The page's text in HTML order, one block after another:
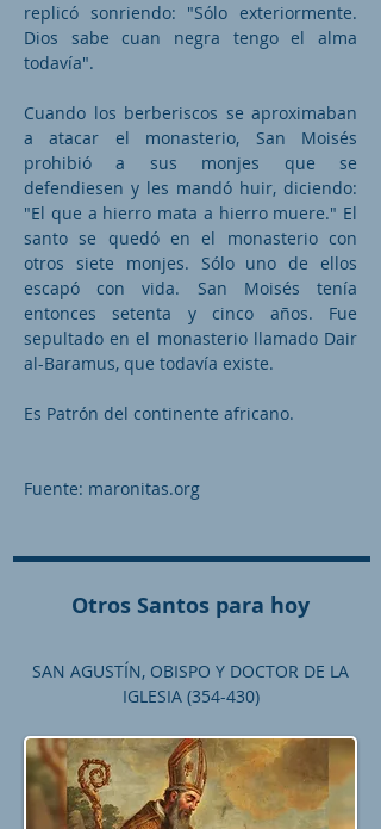
replicó sonriendo: "Sólo exteriormente.
Dios sabe cuan negra tengo el alma
todavía".
Cuando los berberiscos se aproximaban
a atacar el monasterio, San Moisés
prohibió a sus monjes que se
defendiesen y les mandó huir, diciendo:
"El que a hierro mata a hierro muere." El
santo se quedó en el monasterio con
otros siete monjes. Sólo uno de ellos
escapó con vida. San Moisés tenía
entonces setenta y cinco años. Fue
sepultado en el monasterio llamado Dair
al-Baramus, que todavía existe.
Es Patrón del continente africano.
Fuente: maronitas.org
Otros Santos para hoy
SAN AGUSTÍN, OBISPO Y DOCTOR DE LA
IGLESIA (354-430)